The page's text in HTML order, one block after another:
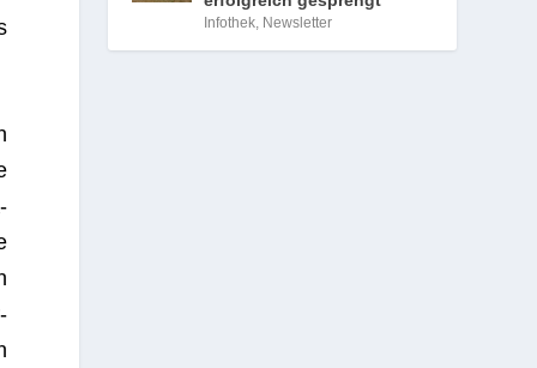
Infothek, Newsletter